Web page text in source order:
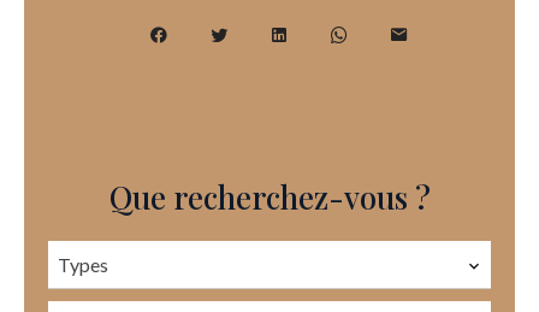
Que recherchez-vous ?
Types